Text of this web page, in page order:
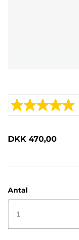
DKK 470,00
Antal
1